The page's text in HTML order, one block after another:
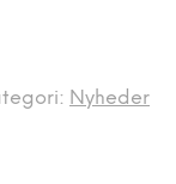
Nyheder